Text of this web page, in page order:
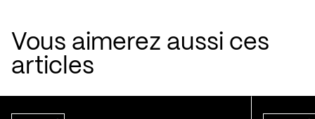
Vous aimerez aussi ces
articles